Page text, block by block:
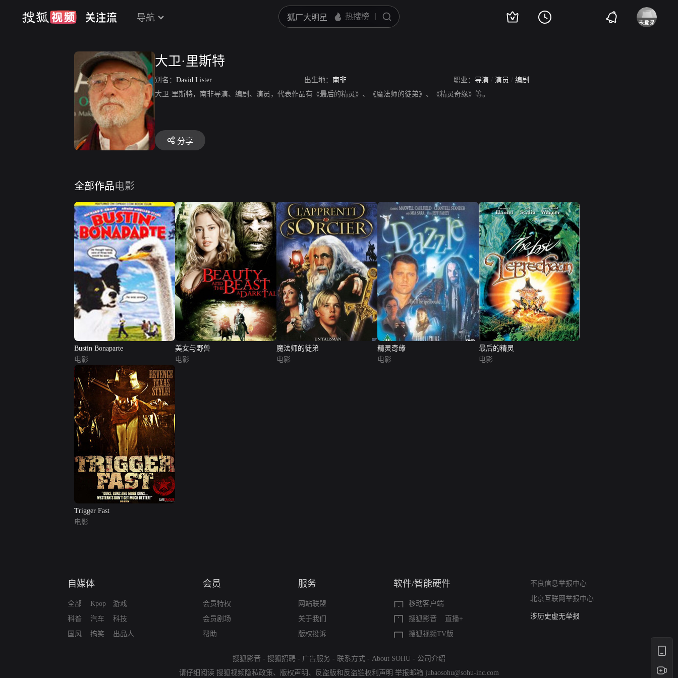
导航
大卫·里斯特
别名： David Lister 出生地： 南非 职业： 导演 / 演员 / 编剧
大卫·里斯特，南非导演、编剧、演员，代表作品有《最后的精灵》、《魔法师的徒弟》、《精灵奇缘》等。
分享
全部作品电影
Bustin Bonaparte
电影
美女与野兽
电影
魔法师的徒弟
电影
精灵奇缘
电影
最后的精灵
电影
Trigger Fast
电影
自媒体
全部
科普
国风
Kpop
汽车
搞笑
游戏
科技
出品人
会员
会员特权
会员剧场
帮助
服务
网站联盟
关于我们
版权投诉
软件/智能硬件
移动客户端
搜狐影音
直播+
搜狐视频TV版
不良信息举报中心
北京互联网举报中心
亚运会举报专区
涉历史虚无举报
搜狐影音 - 搜狐招聘 - 广告服务 - 联系方式 - About SOHU - 公司介绍
请仔细阅读 搜狐视频隐私政策、 版权声明 、 反盗版和反盗链权利声明 举报邮箱 jubaosohu@sohu-inc.com